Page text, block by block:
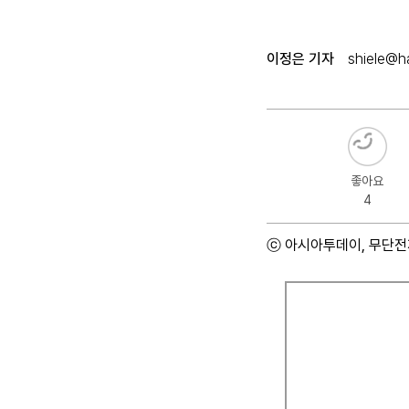
이정은 기자
좋아요
4
ⓒ 아시아투데이, 무단